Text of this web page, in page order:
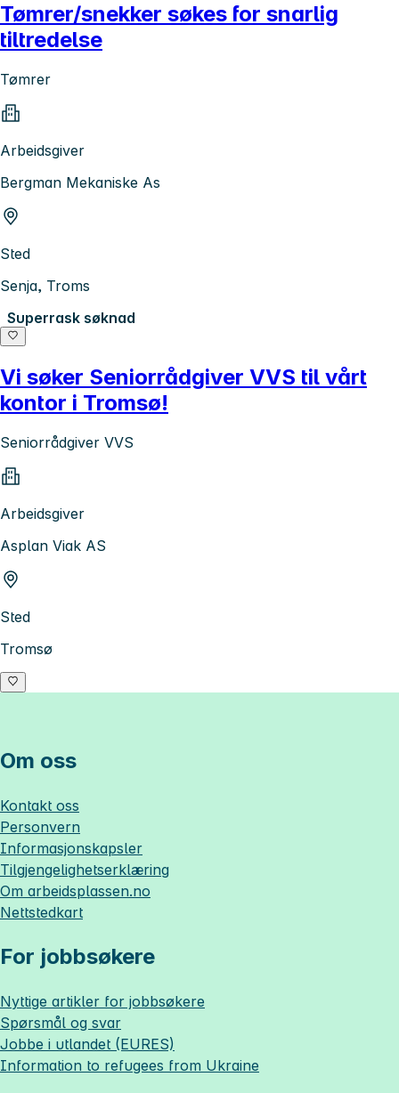
Tømrer/snekker søkes for snarlig
tiltredelse
Tømrer
Arbeidsgiver
Bergman Mekaniske As
Sted
Senja, Troms
Superrask søknad
Vi søker Seniorrådgiver VVS til vårt
kontor i Tromsø!
Seniorrådgiver VVS
Arbeidsgiver
Asplan Viak AS
Sted
Tromsø
Om oss
Kontakt oss
Personvern
Informasjonskapsler
Tilgjengelighetserklæring
Om arbeidsplassen.no
Nettstedkart
For jobbsøkere
Nyttige artikler for jobbsøkere
Spørsmål og svar
Jobbe i utlandet (EURES)
Information to refugees from Ukraine